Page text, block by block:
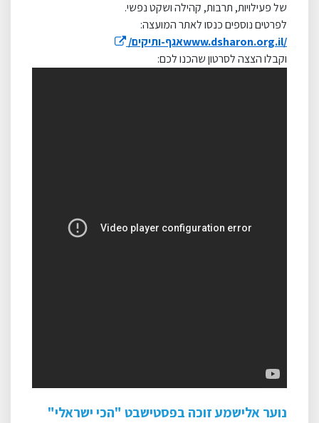
של פעילויות, תרבות, קהילה ושקט נפשי.
לפרטים נוספים כנסו לאתר המועצה:
www.dsharon.org.il/אגף-ותיקים/
וקבלו הצצה לסרטון שהכנו לכם:
נוער אלישמע זוכה בפסטישבט "הכי ישראלי"